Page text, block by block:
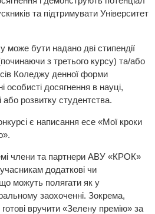
та підтримувати Університет
може бути надано дві стипендії
з третього курсу) та/або
Коледжу денної форми
особисті досягнення в науці,
або розвитку студентства.
є написання есе «Мої кроки
члени та партнери АВУ «КРОК»
додаткові чи
можуть полягати як у
заохоченні. Зокрема,
вручити «Зелену премію» за